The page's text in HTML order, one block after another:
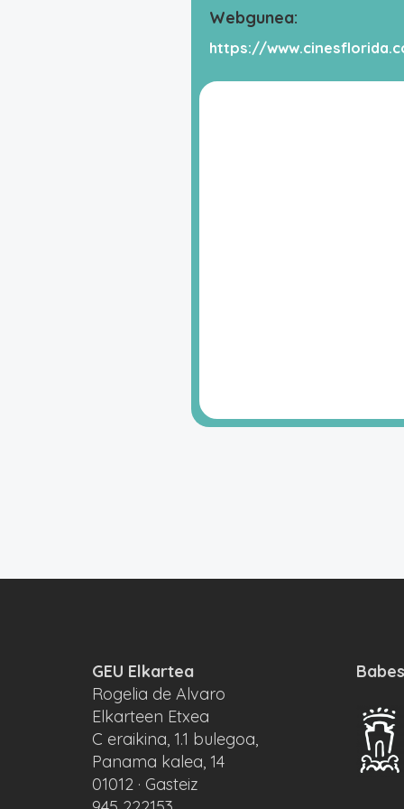
Webgunea:
https://
GEU Elkartea
Rogelia de Alvaro
Elkarteen Etxea
C eraikina, 1.1 bulegoa,
Panama kalea, 14
01012 · Gasteiz